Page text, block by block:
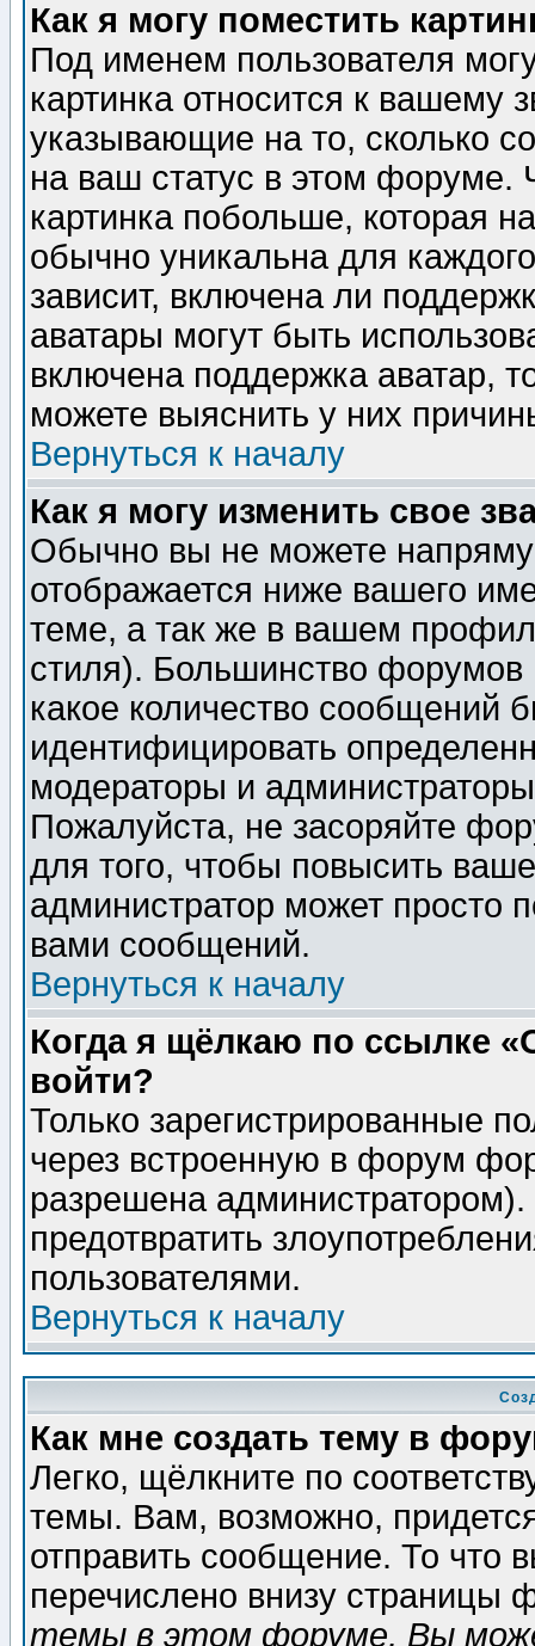
Как я могу поместить
Под именем пользователя
картинка относится к вашему
указывающие на то, сколько
на ваш статус в этом форуме.
картинка побольше, которая
обычно уникальна для
зависит, включена ли
аватары могут быть
включена поддержка аватар,
можете выяснить у них
Вернуться к началу
Как я могу изменить свое
Обычно вы не можете
отображается ниже вашего
теме, а так же в вашем
стиля). Большинство форумов
какое количество сообщений
идентифицировать
модераторы и
Пожалуйста, не засоряйте
для того, чтобы повысить
администратор может просто
вами сообщений.
Вернуться к началу
Когда я щёлкаю по ссылке
войти?
Только зарегистрированные
через встроенную в форум
разрешена
предотвратить
пользователями.
Вернуться к началу
Как мне создать тему в
Легко, щёлкните по
темы. Вам, возможно,
отправить сообщение. То что
перечислено внизу страницы
темы в этом форуме, Вы